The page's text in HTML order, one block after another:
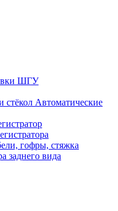
ШГУ
Автоматические
гофры, стяжка
заднего вида